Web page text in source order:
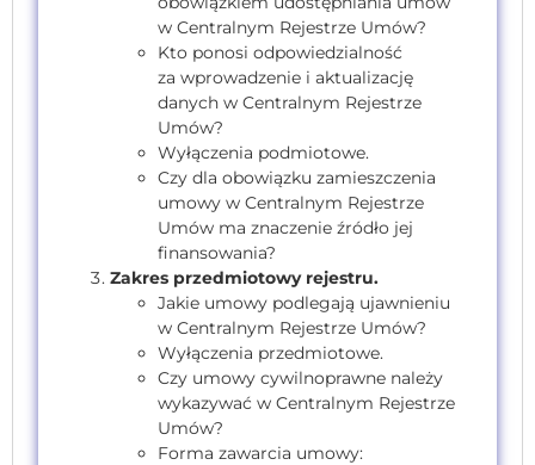
w Centralnym Rejestrze Umów?
Kto ponosi odpowiedzialność
za wprowadzenie i aktualizację
danych w Centralnym Rejestrze
Umów?
Wyłączenia podmiotowe.
Czy dla obowiązku zamieszczenia
umowy w Centralnym Rejestrze
Umów ma znaczenie źródło jej
finansowania?
Zakres przedmiotowy rejestru.
Jakie umowy podlegają ujawnieniu
w Centralnym Rejestrze Umów?
Wyłączenia przedmiotowe.
Czy umowy cywilnoprawne należy
wykazywać w Centralnym Rejestrze
Umów?
Forma zawarcia umowy: